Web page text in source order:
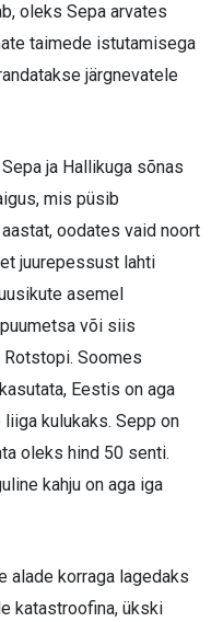
oleks Sepa arvates
taimede istutamisega
järgnevatele
ja Hallikuga sõnas
mis püsib
oodates vaid noort
juurepessust lahti
asemel
või siis
Soomes
Eestis on aga
kulukaks. Sepp on
oleks hind 50 senti.
kahju on aga iga
alade korraga lagedaks
katastroofina, ükski